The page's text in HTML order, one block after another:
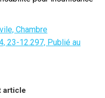
Chambre
23-12.297, Publié au
article